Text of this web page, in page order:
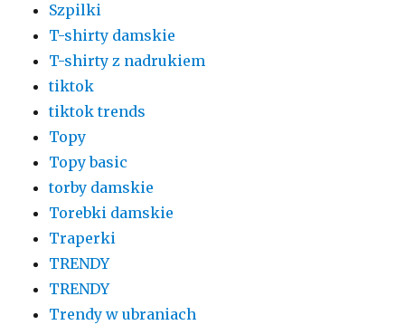
Szpilki
T-shirty damskie
T-shirty z nadrukiem
tiktok
tiktok trends
Topy
Topy basic
torby damskie
Torebki damskie
Traperki
TRENDY
TRENDY
Trendy w ubraniach